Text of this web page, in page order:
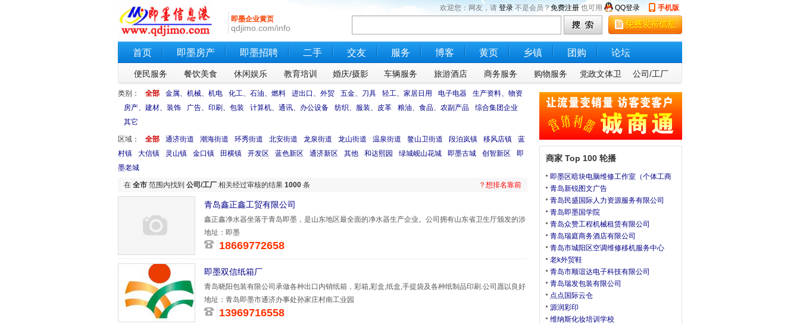
即墨企业黄页
qdjimo.com/info
欢迎您：网友，请 登录 不是会员？免费注册 也可用 QQ登录 手机版
首页 即墨房产 即墨招聘 二手 交友 服务 博客 黄页 乡镇 团购 论坛
便民服务 餐饮美食 休闲娱乐 教育培训 婚庆/摄影 车辆服务 旅游酒店 商务服务 购物服务 党政文体卫 公司/工厂
类别： 全部 金属、机械、机电 化工、石油、燃料 进出口、外贸 五金、刀具 轻工、家居日用 电子电器
生产资料、物资
房产、建材、装饰
广告、印刷、包装 计算机、通讯、办公设备 纺织、服装、皮革 粮油、食品、农副产品
综合集团企业
其它
区域： 全部 通济街道 潮海街道 环秀街道 北安街道 龙泉街道 龙山街道 温泉街道 鳌山卫街道 段泊岚镇 移风店镇
蓝
村镇
大信镇 灵山镇 金口镇 田横镇 开发区 蓝色新区 通济新区 其他 和达熙园 绿城岘山花城 即墨古城 创智新区
即
墨老城
？想排名靠前
在 全市 范围内找到 公司/工厂 相关经过审核的结果 1000 条
青岛鑫正鑫工贸有限公司
鑫正鑫净水器坐落于青岛即墨，是山东地区最全面的净水器生产企业。公司拥有山东省卫生厅颁发的涉
水生产批件
地址：即墨
18669772658
即墨双信纸箱厂
青岛晓阳包装有限公司承做各种出口内销纸箱，彩箱,彩盒,纸盒,手提袋及各种纸制品印刷.公司愿以良好
的信誉和
地址：青岛即墨市通济办事处孙家庄村南工业园
13969716558
商家 Top 100 轮播
即墨区暗块电脑维修工作室（个体工商
青岛新锐图文广告
青岛民盛国际人力资源服务有限公司
青岛即墨国学院
青岛众赞工程机械租赁有限公司
青岛瑞庭商务酒店有限公司
青岛市城阳区空调维修移机服务中心
老k外贸鞋
青岛市顺谊达电子科技有限公司
青岛瑞发包装有限公司
点点国际云仓
源润彩印
维纳斯化妆培训学校